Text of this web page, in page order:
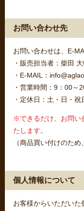
お問い合わせ先
お問い合わせは、E-
・販売担当者：柴田
・E-MAIL：
・営業時間：9：00～
・定休日：土・日・祝
※できるだけ、お問い
たします。
（商品買い付けのた
個人情報について
お客様からいただいた